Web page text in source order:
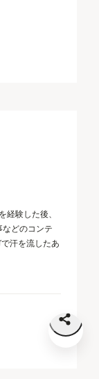
験した後、
どのコンテ
汗を流したあ